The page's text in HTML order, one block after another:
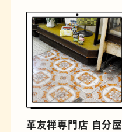
ジューススタンド
革友禅専門店 自分屋